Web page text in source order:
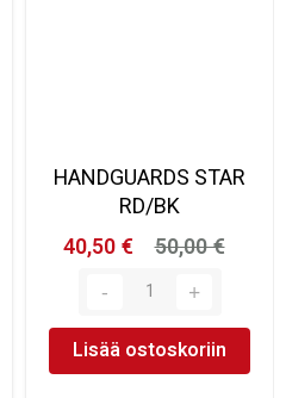
HANDGUARDS STAR
RD/BK
40,50 €
50,00 €
Lisää ostoskoriin